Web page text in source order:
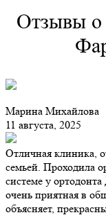
Отзывы о
Марина Михайлова
11 августа, 2025
Отличная клиника,
семьей. Проходила
системе у
очень приятная в
объясняет,